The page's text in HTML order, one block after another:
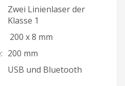
Zwei Linienlaser der
Klasse 1
200 x 8 mm
200 mm
USB und Bluetooth